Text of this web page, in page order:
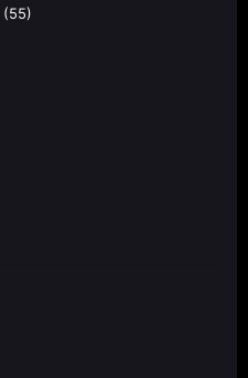
(55)